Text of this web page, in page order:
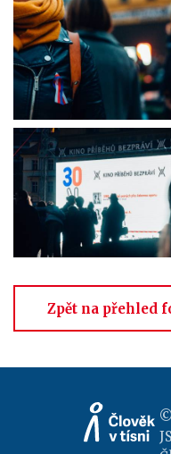
Zpět na přehled